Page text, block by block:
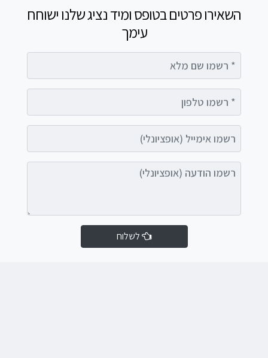
השאירו פרטים בטופס ומיד נציג שלנו ישוחח
עימך
רשמו הודעה (אופציונלי)
לשלוח